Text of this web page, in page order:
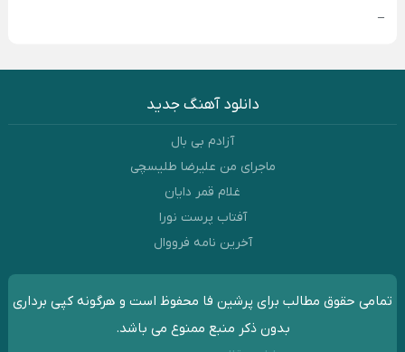
–
دانلود آهنگ جدید
آزادم بی بال
ماجرای من علیرضا طلیسچی
غلام قمر دایان
آفتاب پرست نورا
آخرین نامه فرووال
تمامی حقوق مطالب برای پرشین فا محفوظ است و هرگونه کپی برداری
بدون ذکر منبع ممنوع می باشد.